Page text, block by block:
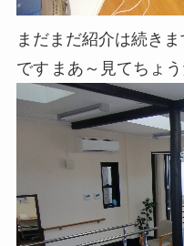
まだまだ紹介は続きま
です まあ～見てちょ